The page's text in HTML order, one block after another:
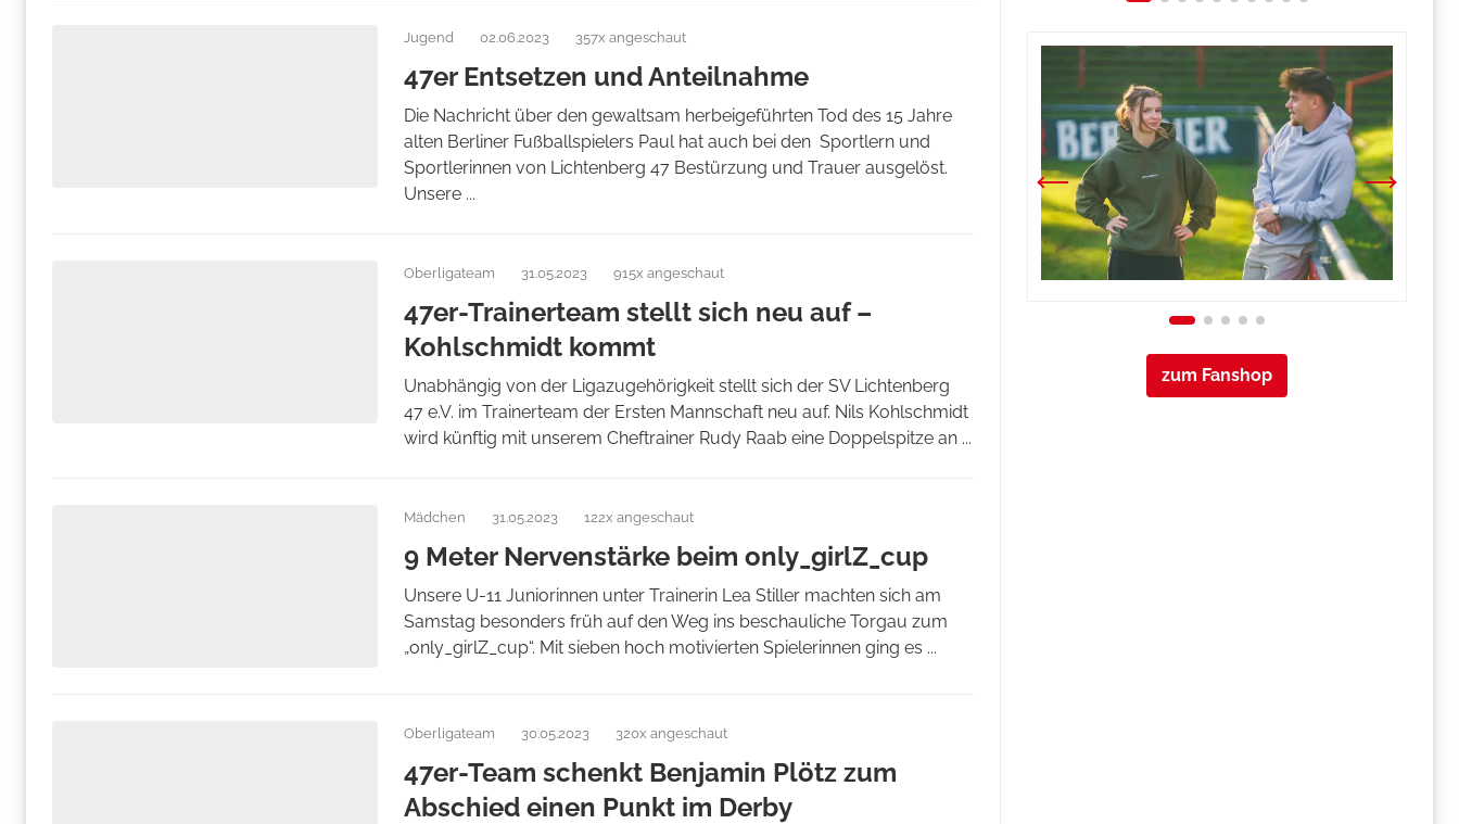
Jugend 02.06.2023 357x angeschaut
47er Entsetzen und Anteilnahme
Die Nachricht über den gewaltsam herbeigeführten Tod des 15 Jahre
alten Berliner Fußballspielers Paul hat auch bei den Sportlern und
Sportlerinnen von Lichtenberg 47 Bestürzung und Trauer ausgelöst.
Unsere ...
Oberligateam 31.05.2023 915x angeschaut
47er-Trainerteam stellt sich neu auf –
Kohlschmidt kommt
Unabhängig von der Ligazugehörigkeit stellt sich der SV Lichtenberg
47 e.V. im Trainerteam der Ersten Mannschaft neu auf. Nils Kohlschmidt
wird künftig mit unserem Cheftrainer Rudy Raab eine Doppelspitze an ...
Mädchen 31.05.2023 122x angeschaut
9 Meter Nervenstärke beim only_girlZ_cup
Unsere U-11 Juniorinnen unter Trainerin Lea Stiller machten sich am
Samstag besonders früh auf den Weg ins beschauliche Torgau zum
„only_girlZ_cup“. Mit sieben hoch motivierten Spielerinnen ging es ...
Oberligateam 30.05.2023 320x angeschaut
47er-Team schenkt Benjamin Plötz zum
Abschied einen Punkt im Derby
zum Fanshop